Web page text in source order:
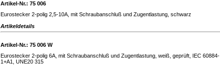
Artikel-Nr.: 75 006
Eurostecker 2-polig 2,5-10A, mit Schraubanschluß und Zugentlastung, schwarz
Artikeldetails
Artikel-Nr.: 75 006 W
Eurostecker 2-polig 6A, mit Schraubanschluß und Zugentlastung, weiß, geprüft, IEC 60884-
1+A1, UNE20 315